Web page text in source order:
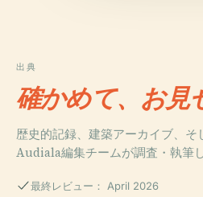
出典
確かめて、お見
歴史的記録、建築アーカイブ、そ
Audiala編集チームが調査・執筆し
最終レビュー： April 2026